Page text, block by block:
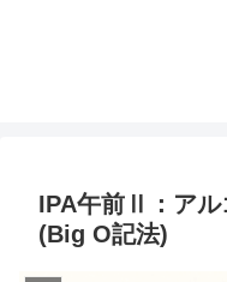
IPA午前Ⅱ：アル
(Big O記法)